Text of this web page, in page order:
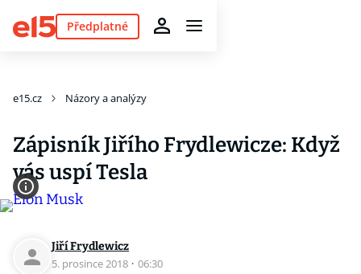
Předplatné
e15.cz Názory a analýzy
Zápisník Jiřího Frydlewicze: Když
vás uspí Tesla
Jiří Frydlewicz
5. prosince 2018 · 06:30